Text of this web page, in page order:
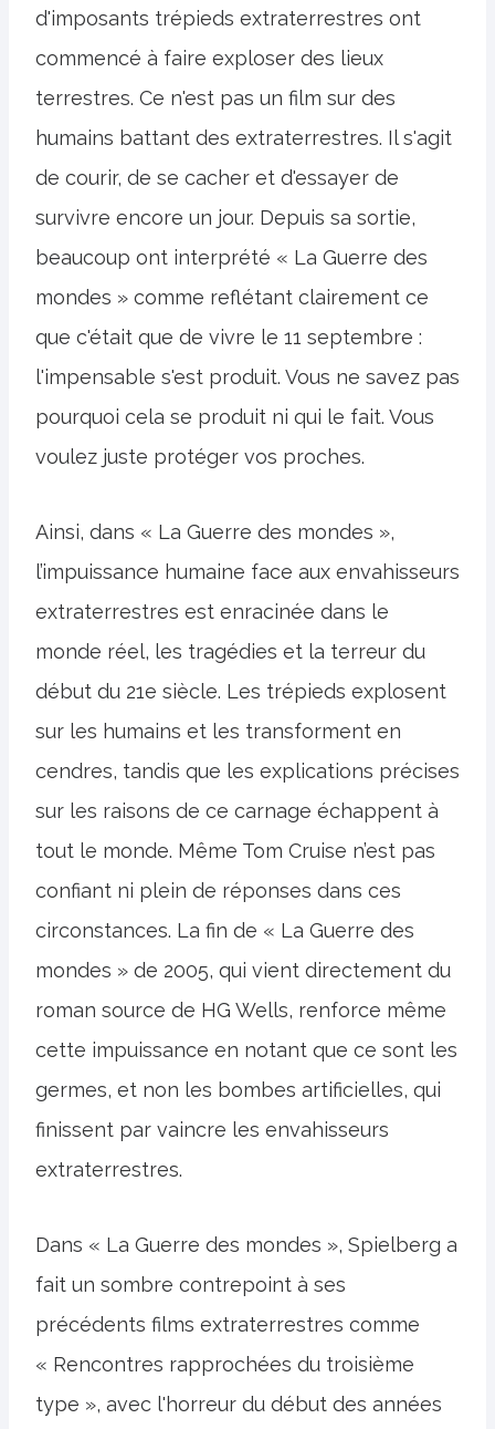
d'imposants trépieds extraterrestres ont
commencé à faire exploser des lieux
terrestres. Ce n'est pas un film sur des
humains battant des extraterrestres. Il s'agit
de courir, de se cacher et d'essayer de
survivre encore un jour. Depuis sa sortie,
beaucoup ont interprété « La Guerre des
mondes » comme reflétant clairement ce
que c'était que de vivre le 11 septembre :
l'impensable s'est produit. Vous ne savez pas
pourquoi cela se produit ni qui le fait. Vous
voulez juste protéger vos proches.
Ainsi, dans « La Guerre des mondes »,
l’impuissance humaine face aux envahisseurs
extraterrestres est enracinée dans le
monde réel, les tragédies et la terreur du
début du 21e siècle. Les trépieds explosent
sur les humains et les transforment en
cendres, tandis que les explications précises
sur les raisons de ce carnage échappent à
tout le monde. Même Tom Cruise n’est pas
confiant ni plein de réponses dans ces
circonstances. La fin de « La Guerre des
mondes » de 2005, qui vient directement du
roman source de HG Wells, renforce même
cette impuissance en notant que ce sont les
germes, et non les bombes artificielles, qui
finissent par vaincre les envahisseurs
extraterrestres.
Dans « La Guerre des mondes », Spielberg a
fait un sombre contrepoint à ses
précédents films extraterrestres comme
« Rencontres rapprochées du troisième
type », avec l'horreur du début des années